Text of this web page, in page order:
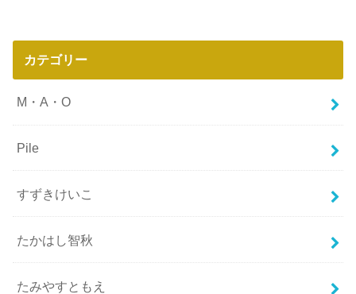
カテゴリー
M・A・O
Pile
すずきけいこ
たかはし智秋
たみやすともえ